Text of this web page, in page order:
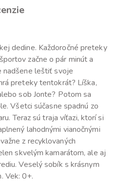
dedine. Každoročné preteky
začne o pár minút a
nadšene leštiť svoje
preteky tentokrát? Líška,
sob Jonte? Potom sa
Všetci súčasne spadnú zo
Teraz sú traja víťazi, ktorí si
lahodnými vianočnými
z recyklovaných
skvelým kamarátom, ale aj
Veselý sobík s krásnym
Vek: 0+.